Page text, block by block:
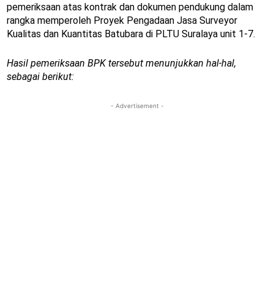
pemeriksaan atas kontrak dan dokumen pendukung dalam
rangka memperoleh Proyek Pengadaan Jasa Surveyor
Kualitas dan Kuantitas Batubara di PLTU Suralaya unit 1-7.
Hasil pemeriksaan BPK tersebut menunjukkan hal-hal,
sebagai berikut:
- Advertisement -